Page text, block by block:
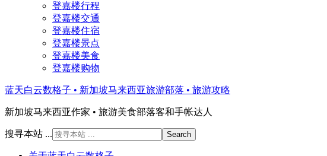
登嘉楼行程
登嘉楼交通
登嘉楼住宿
登嘉楼景点
登嘉楼美食
登嘉楼购物
蓝天白云数格子 • 新加坡马来西亚旅游部落 • 旅游攻略
新加坡马来西亚作家 • 旅游美食部落客和手帐达人
搜寻本站 ...